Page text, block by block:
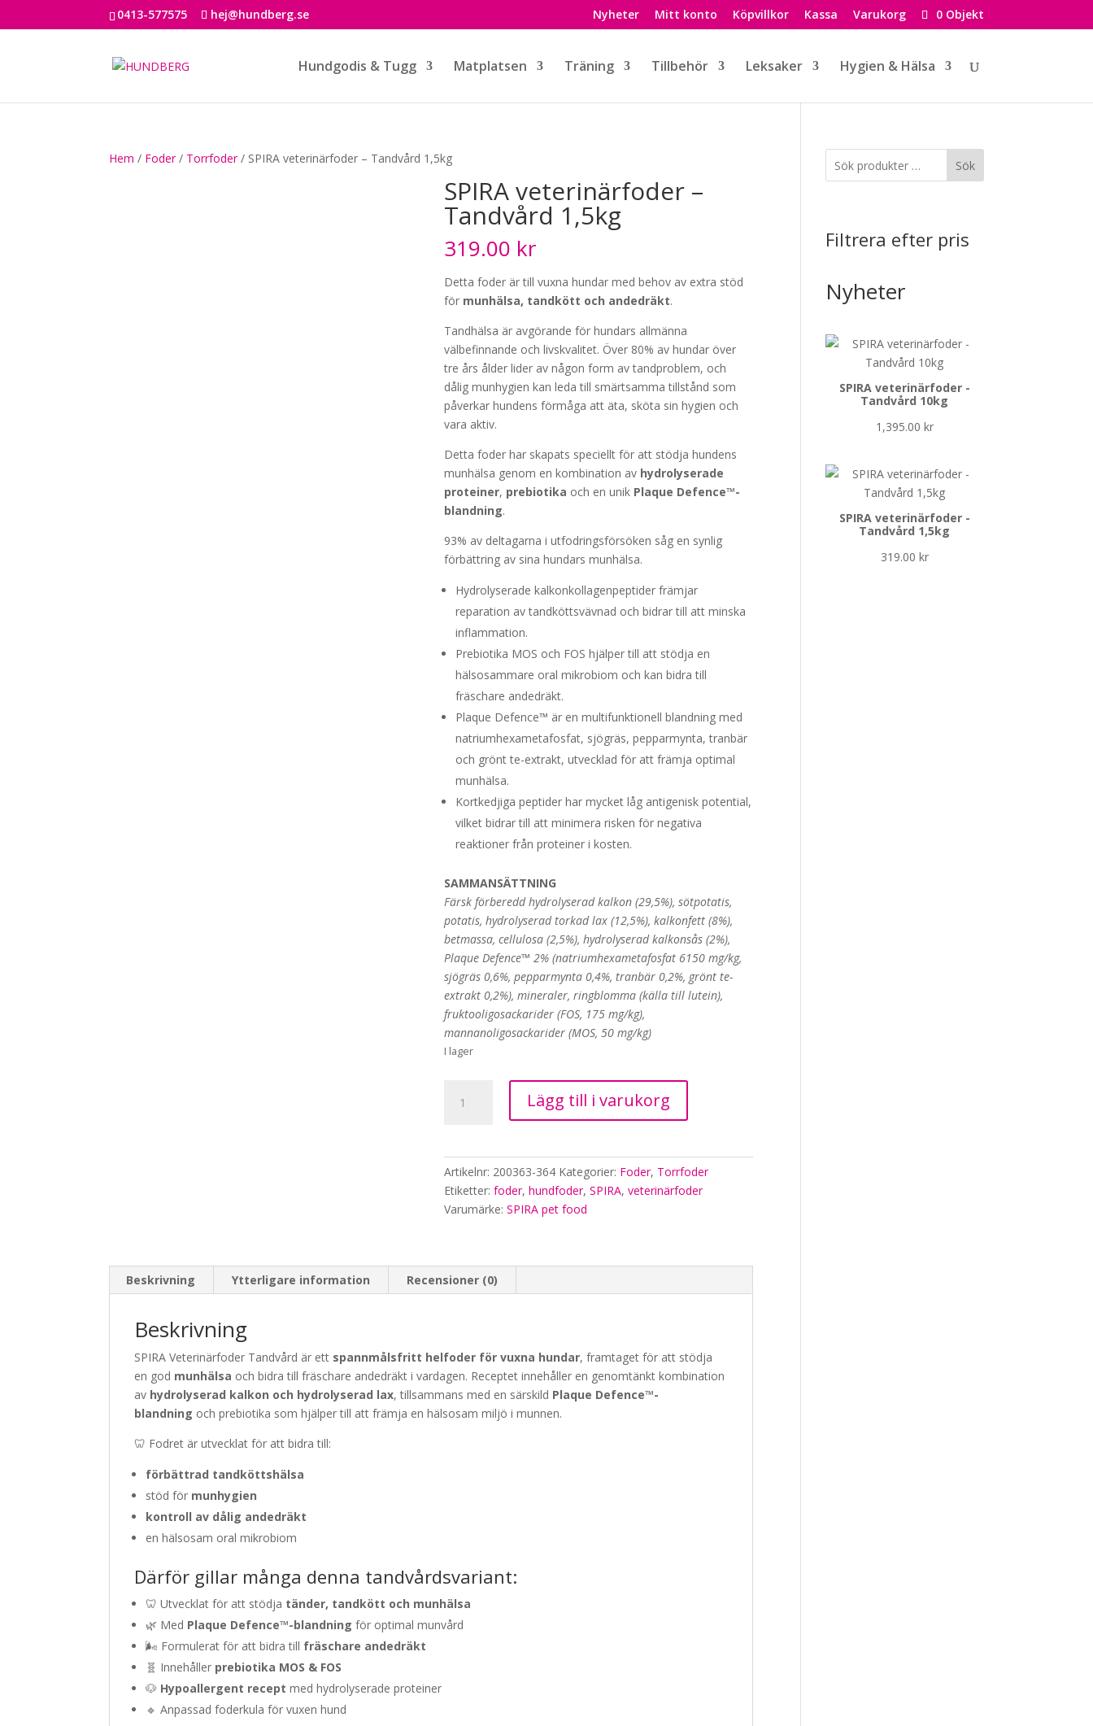
0413-577575 hej@hundberg.se Nyheter Mitt konto Köpvillkor Kassa Varukorg 0 Objekt
Hundgodis & Tugg Matplatsen Träning Tillbehör Leksaker Hygien & Hälsa
Hem / Foder/ Torrfoder/ SPIRA veterinärfoder – Tandvård 1,5kg
SPIRA veterinärfoder –
Tandvård 1,5kg
319.00 kr
Detta foder är till vuxna hundar med behov av extra stöd
för munhälsa, tandkött och andedräkt.
Tandhälsa är avgörande för hundars allmänna
välbefinnande och livskvalitet. Över 80% av hundar över
tre års ålder lider av någon form av tandproblem, och
dålig munhygien kan leda till smärtsamma tillstånd som
påverkar hundens förmåga att äta, sköta sin hygien och
vara aktiv.
Detta foder har skapats speciellt för att stödja hundens
munhälsa genom en kombination av hydrolyserade
proteiner, prebiotika och en unik Plaque Defence™-
blandning.
93% av deltagarna i utfodringsförsöken såg en synlig
förbättring av sina hundars munhälsa.
Hydrolyserade kalkonkollagenpeptider främjar
reparation av tandköttsvävnad och bidrar till att minska
inflammation.
Prebiotika MOS och FOS hjälper till att stödja en
hälsosammare oral mikrobiom och kan bidra till
fräschare andedräkt.
Plaque Defence™ är en multifunktionell blandning med
natriumhexametafosfat, sjögräs, pepparmynta, tranbär
och grönt te-extrakt, utvecklad för att främja optimal
munhälsa.
Kortkedjiga peptider har mycket låg antigenisk potential,
vilket bidrar till att minimera risken för negativa
reaktioner från proteiner i kosten.
SAMMANSÄTTNING
Färsk förberedd hydrolyserad kalkon (29,5%), sötpotatis,
potatis, hydrolyserad torkad lax (12,5%), kalkonfett (8%),
betmassa, cellulosa (2,5%), hydrolyserad kalkonsås (2%),
Plaque Defence™ 2% (natriumhexametafosfat 6150 mg/kg,
sjögräs 0,6%, pepparmynta 0,4%, tranbär 0,2%, grönt te-
extrakt 0,2%), mineraler, ringblomma (källa till lutein),
fruktooligosackarider (FOS, 175 mg/kg),
mannanoligosackarider (MOS, 50 mg/kg)
I lager
veterinärfoder
1,5kg
mängd
Lägg till i varukorg
Artikelnr: 200363-364 Kategorier: Foder, Torrfoder
Etiketter:foder,hundfoder,SPIRA,veterinärfoder
Varumärke:SPIRA pet food
Beskrivning Ytterligare information Recensioner (0)
Beskrivning
SPIRA Veterinärfoder Tandvård är ett spannmålsfritt helfoder för vuxna hundar, framtaget för att stödja
en god munhälsa och bidra till fräschare andedräkt i vardagen. Receptet innehåller en genomtänkt kombination
av hydrolyserad kalkon och hydrolyserad lax, tillsammans med en särskild Plaque Defence™-
blandning och prebiotika som hjälper till att främja en hälsosam miljö i munnen.
🦷 Fodret är utvecklat för att bidra till:
förbättrad tandköttshälsa
stöd för munhygien
kontroll av dålig andedräkt
en hälsosam oral mikrobiom
Därför gillar många denna tandvårdsvariant:
🦷 Utvecklat för att stödja tänder, tandkött och munhälsa
🌿 Med Plaque Defence™-blandning för optimal munvård
🌬️ Formulerat för att bidra till fräschare andedräkt
🧬 Innehåller prebiotika MOS & FOS
🐶 Hypoallergent recept med hydrolyserade proteiner
🔹 Anpassad foderkula för vuxen hund
Sök
Filtrera efter pris
Nyheter
SPIRA veterinärfoder -
Tandvård 10kg
1,395.00 kr
SPIRA veterinärfoder -
Tandvård 1,5kg
319.00 kr